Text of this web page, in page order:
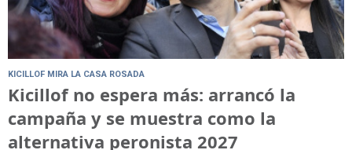
KICILLOF MIRA LA CASA ROSADA
Kicillof no espera más: arrancó la
campaña y se muestra como la
alternativa peronista 2027